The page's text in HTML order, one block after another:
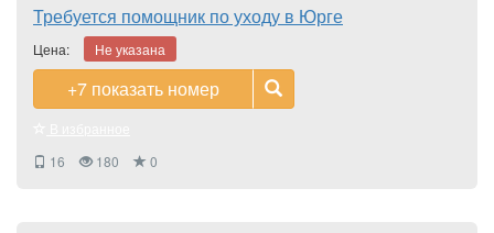
Требуется помощник по уходу в Юрге
Цена: Не указана
+7 показать номер
16
180 0